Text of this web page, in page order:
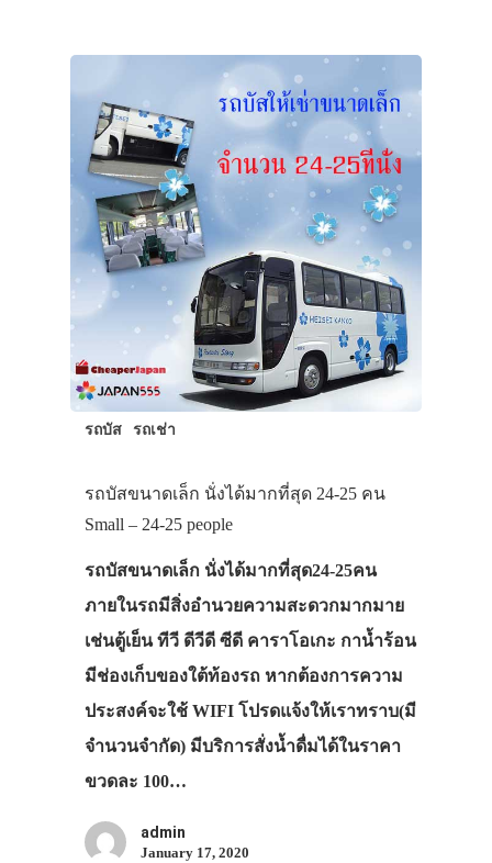
รถบัส รถเช่า
รถบัสขนาดเล็ก นั่งได้มากที่สุด 24-25 คน
Small – 24-25 people
รถบัสขนาดเล็ก นั่งได้มากที่สุด24-25คน
ภายในรถมีสิ่งอำนวยความสะดวกมากมาย
เช่นตู้เย็น ทีวี ดีวีดี ซีดี คาราโอเกะ กาน้ำร้อน
มีช่องเก็บของใต้ท้องรถ หากต้องการความ
ประสงค์จะใช้ WIFI โปรดแจ้งให้เราทราบ(มี
จำนวนจำกัด) มีบริการสั่งน้ำดื่มได้ในราคา
ขวดละ 100…
admin
January 17, 2020